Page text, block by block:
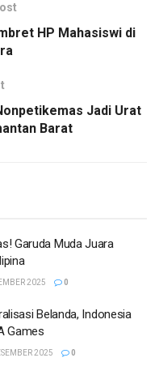
HP Mahasiswi di
Jadi Urat
Barat
Garuda Muda Juara
2025 0
Belanda, Indonesia
Games
2025 0